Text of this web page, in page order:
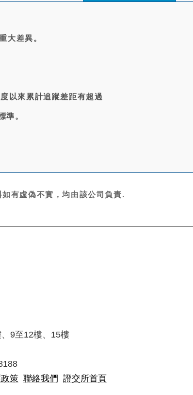
大差異。
以來累計追蹤差距有超過
準。
有虛偽不實，均由該公司負責.
9至12樓、15樓
策 聯絡我們 證交所首頁